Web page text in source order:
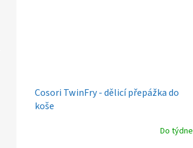
Cosori TwinFry - dělicí přepážka do
koše
Do týdne